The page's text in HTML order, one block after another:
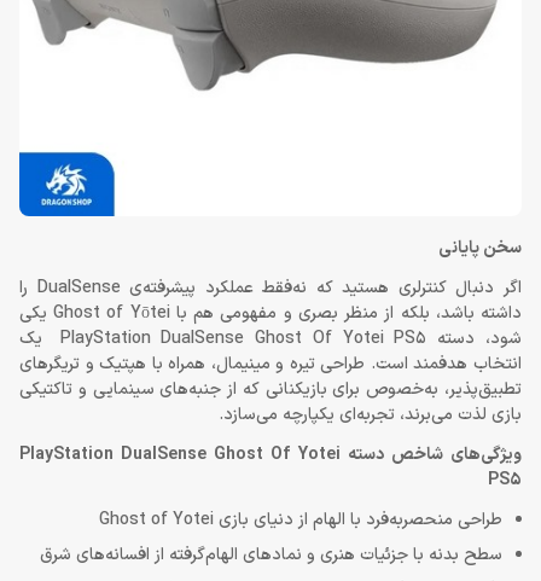
سخن پایانی
اگر دنبال کنترلری هستید که نه‌فقط عملکرد پیشرفته‌ی DualSense را
داشته باشد، بلکه از منظر بصری و مفهومی هم با Ghost of Yōtei یکی
شود، دسته PlayStation DualSense Ghost Of Yotei PS5 یک
انتخاب هدفمند است. طراحی تیره و مینیمال، همراه با هپتیک و تریگرهای
تطبیق‌پذیر، به‌خصوص برای بازیکنانی که از جنبه‌های سینمایی و تاکتیکی
بازی لذت می‌برند، تجربه‌ای یکپارچه می‌سازد.
ویژگی‌های شاخص دسته PlayStation DualSense Ghost Of Yotei
PS5
طراحی منحصربه‌فرد با الهام از دنیای بازی Ghost of Yotei
سطح بدنه با جزئیات هنری و نمادهای الهام‌گرفته از افسانه‌های شرق